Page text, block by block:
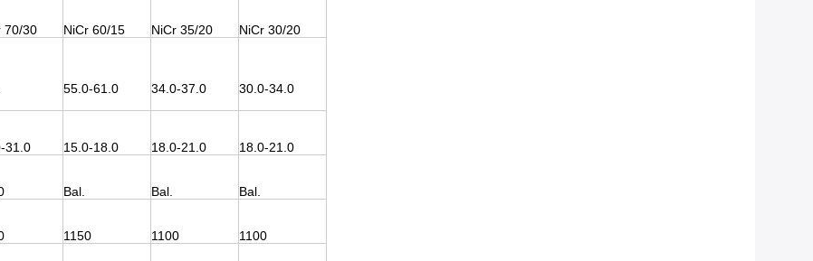
70/30 NiCr 60/15 NiCr 35/20 NiCr 30/20
55.0-61.0 34.0-37.0 30.0-34.0
31.0 15.0-18.0 18.0-21.0 18.0-21.0
Bal. Bal. Bal.
1150 1100 1100